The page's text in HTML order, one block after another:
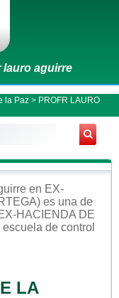
lauro aguirre
la Paz> PROFR LAURO
en EX-
es una de
HACIENDA DE
escuela de control
LA